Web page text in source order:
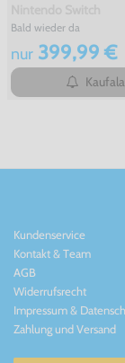
Bald wieder da
nur399,99 €
Kundenservice
Kontakt & Team
AGB
Widerrufsrecht
Impressum &
Zahlung und Versand